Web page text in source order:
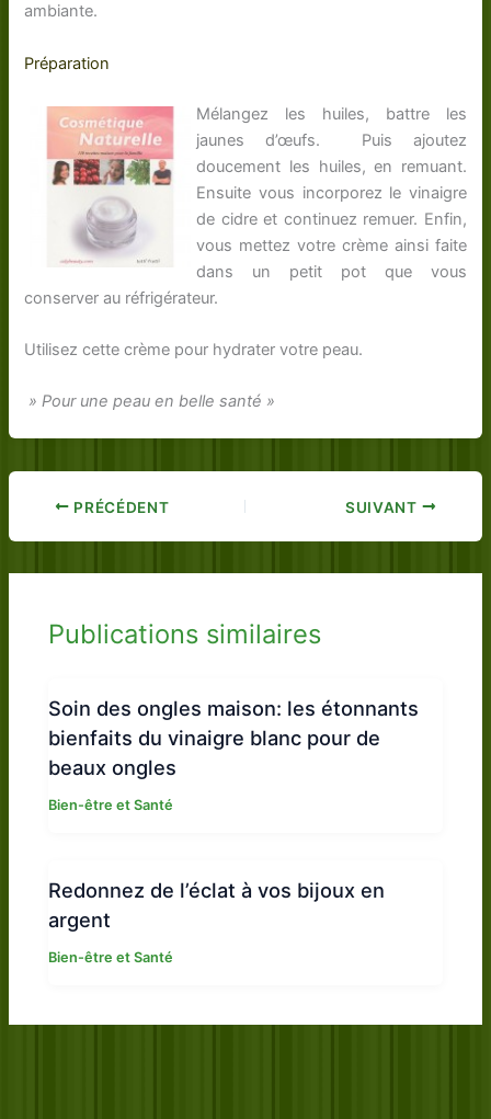
ambiante.
Préparation
Mélangez les huiles, battre les
jaunes d’œufs. Puis ajoutez
doucement les huiles, en remuant.
Ensuite vous incorporez le vinaigre
de cidre et continuez remuer. Enfin,
vous mettez votre crème ainsi faite
dans un petit pot que vous
conserver au réfrigérateur.
Utilisez cette crème pour hydrater votre peau.
» Pour une peau en belle santé »
PRÉCÉDENT SUIVANT
Publications similaires
Soin des ongles maison: les étonnants
bienfaits du vinaigre blanc pour de
beaux ongles
Bien-être et Santé
Redonnez de l’éclat à vos bijoux en
argent
Bien-être et Santé